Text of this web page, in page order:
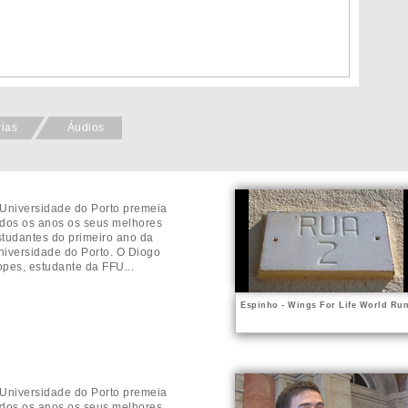
Áudios
do Porto premeia
os anos os seus melhores
do primeiro ano da
do Porto. O Diogo
estudante da FFU...
Espinho - Wings For Life World
do Porto premeia